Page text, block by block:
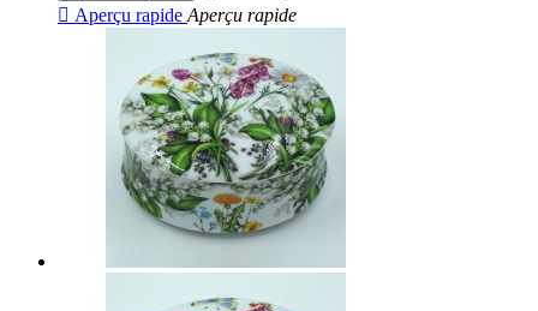
 Aperçu rapide Aperçu rapide